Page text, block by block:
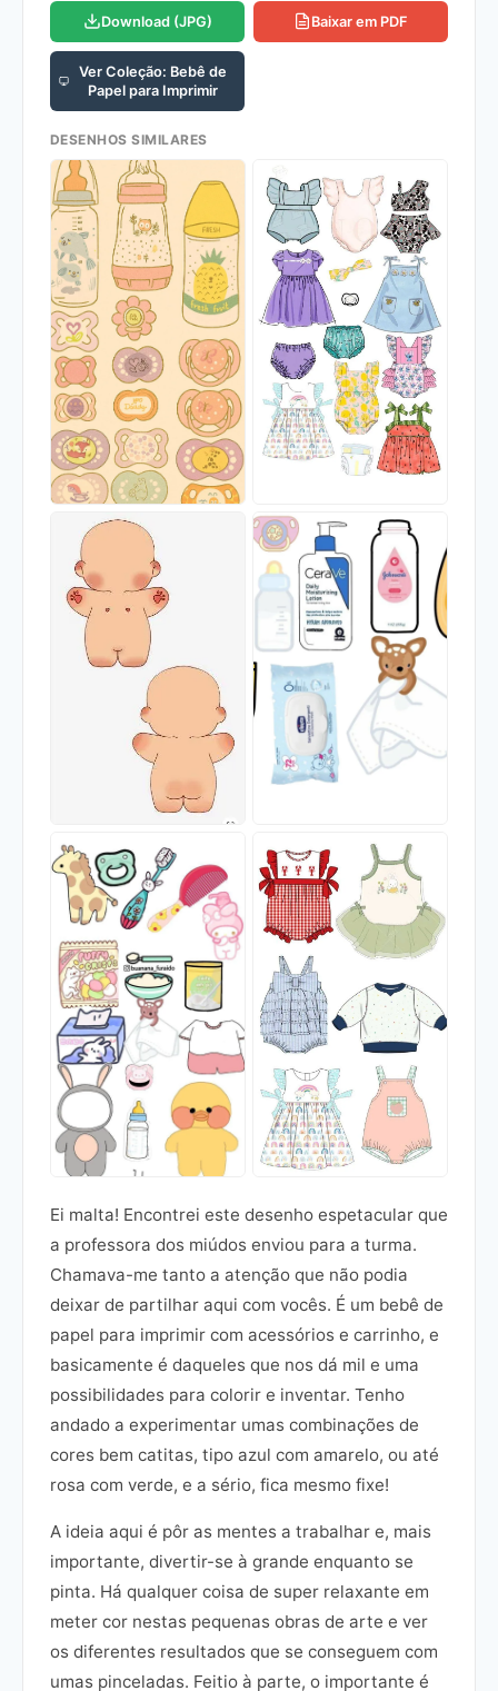
Download (JPG) Baixar em PDF
Ver Coleção: Bebê de
Papel para Imprimir
DESENHOS SIMILARES
Ei malta! Encontrei este desenho espetacular que
a professora dos miúdos enviou para a turma.
Chamava-me tanto a atenção que não podia
deixar de partilhar aqui com vocês. É um bebê de
papel para imprimir com acessórios e carrinho, e
basicamente é daqueles que nos dá mil e uma
possibilidades para colorir e inventar. Tenho
andado a experimentar umas combinações de
cores bem catitas, tipo azul com amarelo, ou até
rosa com verde, e a sério, fica mesmo fixe!
A ideia aqui é pôr as mentes a trabalhar e, mais
importante, divertir-se à grande enquanto se
pinta. Há qualquer coisa de super relaxante em
meter cor nestas pequenas obras de arte e ver
os diferentes resultados que se conseguem com
umas pinceladas. Feitio à parte, o importante é